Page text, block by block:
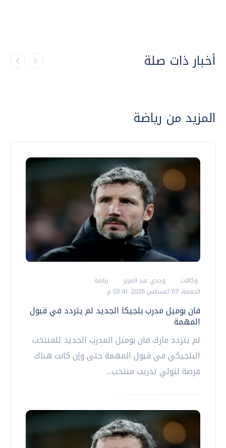
أخبار ذات صلة
المزيد من رياضة
وكالات وجدي عبد العزيز
رياضة
الجمعة، 07 اغسطس 2026 03:41 م
فان بوميل مدرب بلجيكا الجديد لم يتردد في قبول
المهمة
لم يتردد مارك فان بوميل المدرب الجديد للمنتخب
البلجيكي في قبول المهمة حتى وإن كانت هناك
فرصة لتولي تدريب منتخب...